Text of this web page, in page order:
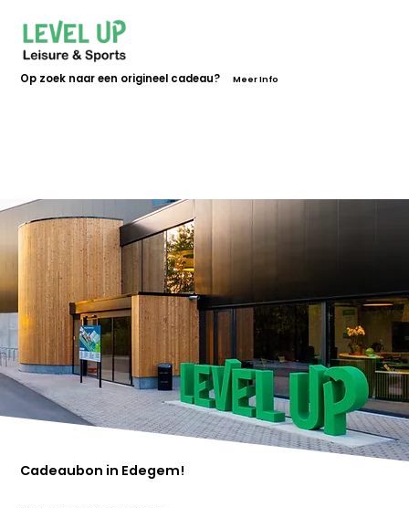
Op zoek naar een origineel cadeau? Meer Info
Cadeaubon in Edegem!